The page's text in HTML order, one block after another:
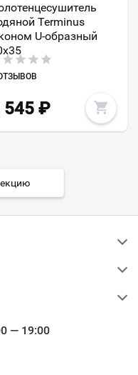
Terminus
U-образный
545₽
— 19:00